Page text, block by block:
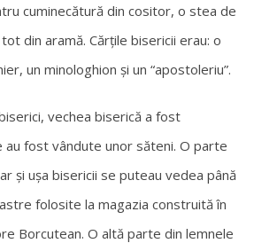
cuminecătură din cositor, o stea de
din aramă. Cărțile bisericii erau: o
un minologhion și un “apostoleriu”.
vechea biserică a fost
au fost vândute unor săteni. O parte
și ușa bisericii se puteau vedea până
folosite la magazia construită în
Borcutean. O altă parte din lemnele